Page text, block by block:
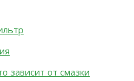
зависит от смазки